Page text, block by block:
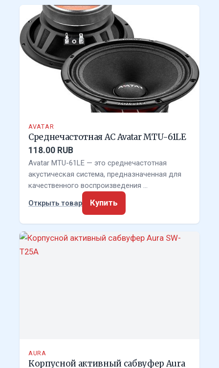
AVATAR
Среднечастотная АС Avatar MTU-61LE
118.00 RUB
Avatar MTU-61LE — это среднечастотная
акустическая система, предназначенная для
качественного воспроизведения …
Открыть товар
Купить
AURA
Корпусной активный сабвуфер Aura